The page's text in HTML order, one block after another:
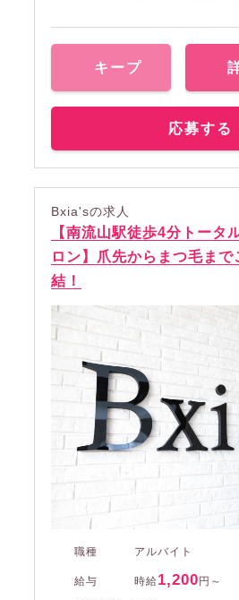
キープ
応募する
Bxia'sの求人
【南流山駅徒歩4分トータ
ロン】爪先からまつ毛まで
結！
職種 アルバイト
給与 時給1,200 円～